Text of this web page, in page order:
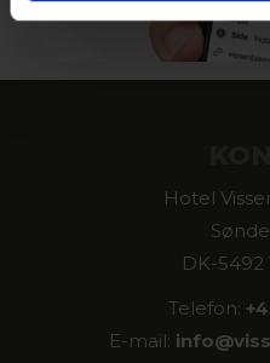
Hotel
DK-5492
Telefon:
E-mail: info@